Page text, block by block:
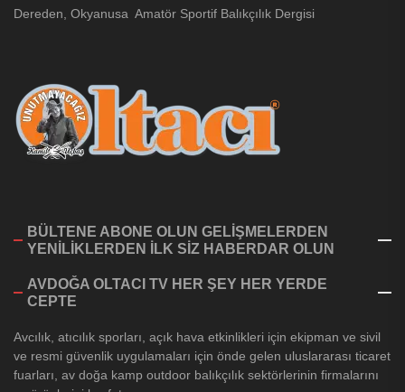
Dereden, Okyanusa Amatör Sportif Balıkçılık Dergisi
BÜLTENE ABONE OLUN GELİŞMELERDEN
YENİLİKLERDEN İLK SİZ HABERDAR OLUN
AVDOĞA OLTACI TV HER ŞEY HER YERDE
CEPTE
Avcılık, atıcılık sporları, açık hava etkinlikleri için ekipman ve sivil
ve resmi güvenlik uygulamaları için önde gelen uluslararası ticaret
fuarları, av doğa kamp outdoor balıkçılık sektörlerinin firmalarını